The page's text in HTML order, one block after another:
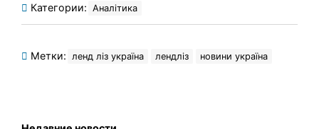
Категории: Аналітика
Метки: ленд ліз україна лендліз новини україна